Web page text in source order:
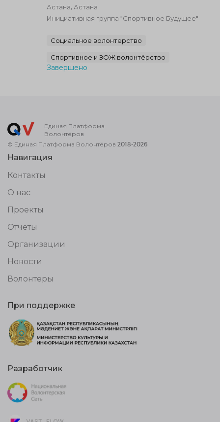
Астана, Астана
Инициативная группа "Спортивное Будущее"
Социальное волонтерство
Спортивное и ЗОЖ волонтёрство
Завершено
Единая Платформа
Волонтёров
© Единая Платформа Волонтёров 2018-2026
Навигация
Контакты
О нас
Проекты
Отчеты
Организации
Новости
Волонтеры
При поддержке
Разработчик